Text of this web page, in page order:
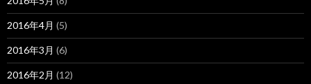
2016年4月 (5)
2016年3月 (6)
2016年2月 (12)